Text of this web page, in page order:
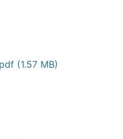
(1.57 MB)